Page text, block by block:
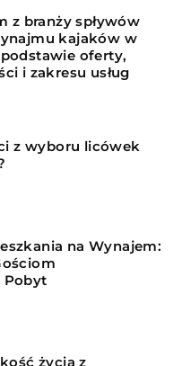
z branży spływów
kajaków w
oferty,
i zakresu usług
z wyboru licówek
na Wynajem:
Pobyt
życia z